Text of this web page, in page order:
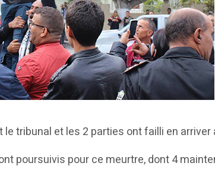
tribunal et les 2 parties ont failli en arriver
poursuivis pour ce meurtre, dont 4